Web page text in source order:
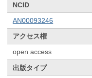
NCID
AN00093246
アクセス権
open access
出版タイプ